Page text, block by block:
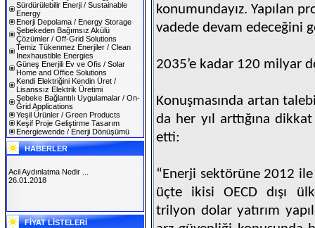
Sürdürülebilir Enerji / Sustainable
Energy
Enerji Depolama / Energy Storage
Şebekeden Bağımsız Akülü
Çözümler / Off-Grid Solutions
Temiz Tükenmez Enerjiler / Clean
Inexhaustible Energies
Güneş Enerjili Ev ve Ofis / Solar
Home and Office Solutions
Kendi Elektriğini Kendin Üret /
Lisanssız Elektrik Üretimi
Şebeke Bağlantılı Uygulamalar / On-
Grid Applications
Yeşil Ürünler / Green Products
Keşif Proje Geliştirme Tasarım
Energiewende / Enerji Dönüşümü
HABERLER
SOLAREX ISTANBUL 2019
30.01.2019
Acil Aydınlatma Nedir ...
26.01.2018
FİYAT LİSTELERİ
konumundayız. Yapılan
vadede devam edeceğini
2035’e kadar 120 milyar
Konuşmasında artan
da her yıl arttığına
etti:
“Enerji sektörüne 2012 ile
üçte ikisi OECD dışı
trilyon dolar yatırım